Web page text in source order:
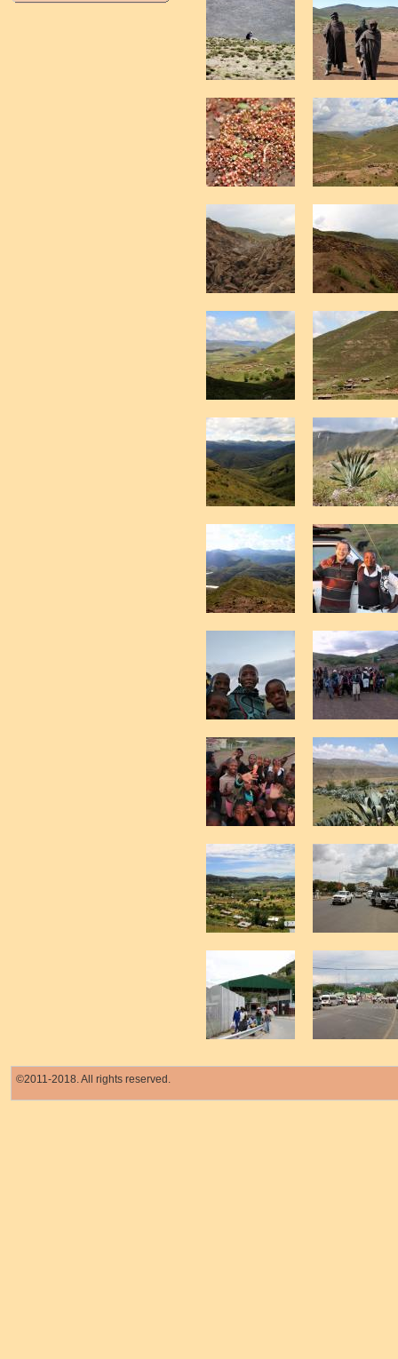
©2011-2018. All rights reserved.